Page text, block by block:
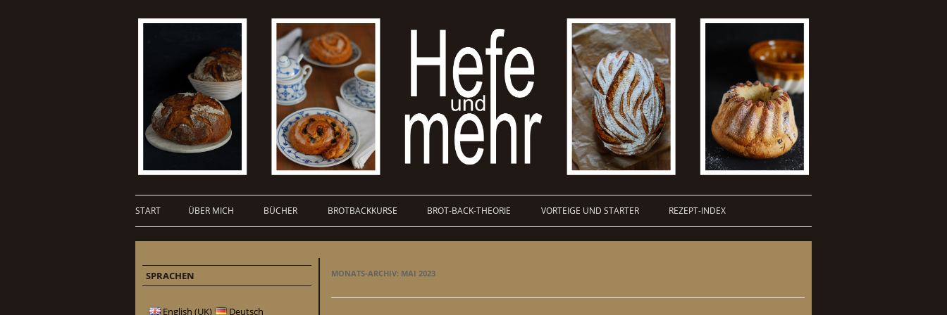
START ÜBER MICH BÜCHER BROTBACKKURSE BROT-BACK-THEORIE VORTEIGE UND STARTER REZEPT-INDEX
MONATS-ARCHIV: MAI 2023
SPRACHEN
English (UK) Deutsch